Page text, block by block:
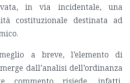
in via incidentale, una
costituzionale destinata ad
a breve, l’elemento di
dall’analisi dell’ordinanza